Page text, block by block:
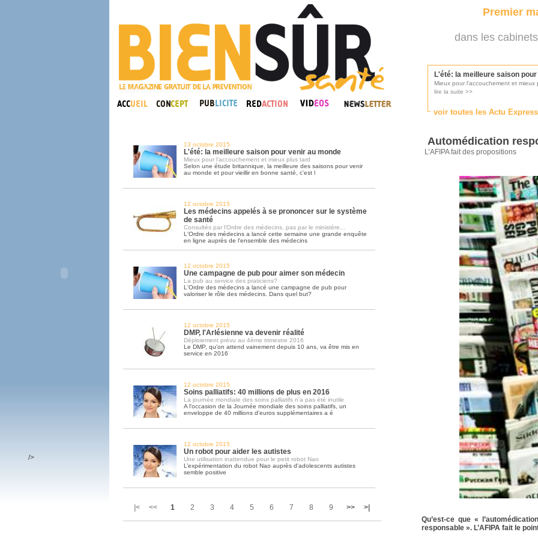
Premier
dans les
voir toutes les Actu
L'été: la meilleure saison
Mieux pour l'accouchement et mieux
lire la suite >>
Consultés par l'Ordre des médecins,
lire la suite >>
Une campagne de pub pour
La pub au service des praticiens?
lire la suite >>
DMP, l'Arlésienne va devenir
Déploiement prévu au 4ème
lire la suite >>
Soins palliatifs: 40 millions de
La journée mondiale des soins
lire la suite >>
13 octobre 2015
L'été: la meilleure saison pour venir au monde
Mieux pour l'accouchement et mieux plus tard
Selon une étude britannique, la meilleure des saisons pour venir
au monde et pour vieillir en bonne santé, c'est l
12 octobre 2015
Les médecins appelés à se prononcer sur le système
de santé
Consultés par l'Ordre des médecins, pas par le ministère...
L'Ordre des médecins a lancé cette semaine une grande enquête
en ligne auprès de l'ensemble des médecins
12 octobre 2015
Une campagne de pub pour aimer son médecin
La pub au service des praticiens?
L'Ordre des médecins a lancé une campagne de pub pour
valoriser le rôle des médecins. Dans quel but?
12 octobre 2015
DMP, l'Arlésienne va devenir réalité
Déploiement prévu au 4ème trimestre 2016
Le DMP, qu'on attend vainement depuis 10 ans, va être mis en
service en 2016
12 octobre 2015
Soins palliatifs: 40 millions de plus en 2016
La journée mondiale des soins palliatifs n'a pas été inutile
A l'occasion de la Journée mondiale des soins palliatifs, un
enveloppe de 40 millions d'euros supplémentaires a é
12 octobre 2015
Un robot pour aider les autistes
Une utilisation inattendue pour le petit robot Nao
L’expérimentation du robot Nao auprès d'adolescents autistes
semble positive
|< << 1 2 3 4 5 6 7 8 9 >> >|
Automédication
L’AFIPA fait des propositions
Qu’est-ce que «
responsable ». L’AFIPA fait le
/>